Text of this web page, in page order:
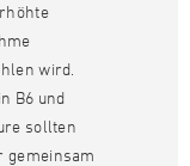
wird.
B6 und
sollten
gemeinsam